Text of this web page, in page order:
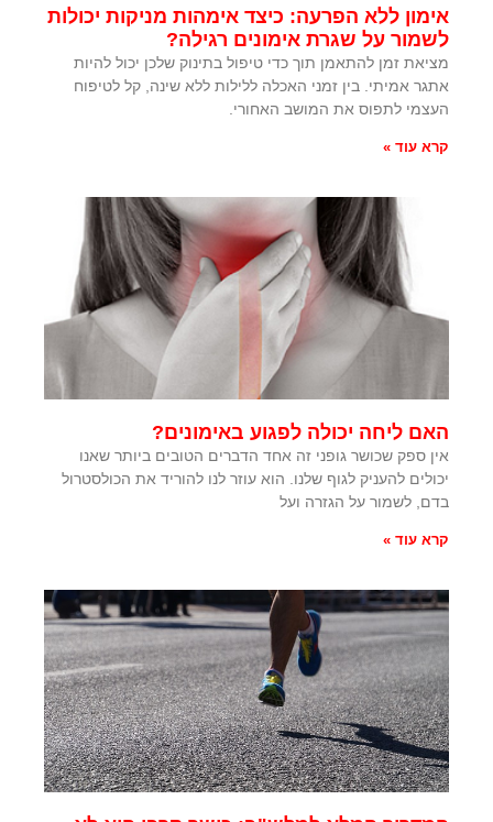
אימון ללא הפרעה: כיצד אימהות מניקות יכולות
לשמור על שגרת אימונים רגילה?
מציאת זמן להתאמן תוך כדי טיפול בתינוק שלכן יכול להיות
אתגר אמיתי. בין זמני האכלה ללילות ללא שינה, קל לטיפוח
העצמי לתפוס את המושב האחורי.
קרא עוד »
האם ליחה יכולה לפגוע באימונים?
אין ספק שכושר גופני זה אחד הדברים הטובים ביותר שאנו
יכולים להעניק לגוף שלנו. הוא עוזר לנו להוריד את הכולסטרול
בדם, לשמור על הגזרה ועל
קרא עוד »